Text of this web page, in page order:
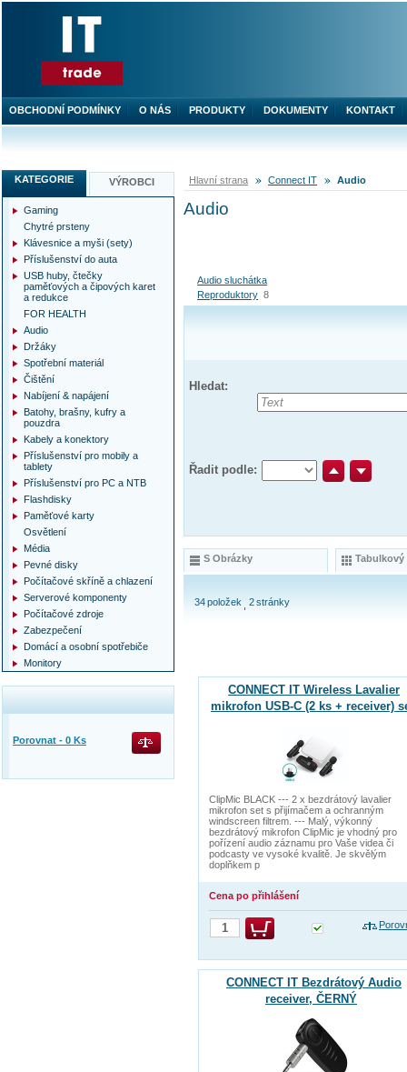
Hlavní strana Connect IT Audio
Audio
Audio sluchátka
Reproduktory 8
Hledat:
Řadit podle:
S Obrázky Tabulkový
34položek 2stránky
CONNECT IT Wireless Lavalier
mikrofon USB-C (2 ks + receiver)
ClipMic BLACK --- 2 x bezdrátový lavalier
mikrofon set s přijímačem a ochranným
windscreen filtrem. --- Malý, výkonný
bezdrátový mikrofon ClipMic je vhodný pro
pořízení audio záznamu pro Vaše videa či
podcasty ve vysoké kvalitě. Je skvělým
doplňkem p
Cena po přihlášení
CONNECT IT Bezdrátový Audio
receiver, ČERNÝ
KATEGORIE VÝROBCI
Gaming
Chytré prsteny
Klávesnice a myši (sety)
Příslušenství do auta
USB huby, čtečky
paměťových a čipových karet
a redukce
FOR HEALTH
Audio
Držáky
Spotřební materiál
Čištění
Nabíjení & napájení
Batohy, brašny, kufry a
pouzdra
Kabely a konektory
Příslušenství pro mobily a
tablety
Příslušenství pro PC a NTB
Flashdisky
Paměťové karty
Osvětlení
Média
Pevné disky
Počítačové skříně a chlazení
Serverové komponenty
Počítačové zdroje
Zabezpečení
Domácí a osobní spotřebiče
Monitory
Porovnat - 0 Ks
OBCHODNÍ PODMÍNKY O NÁS PRODUKTY DOKUMENTY KONTAKT